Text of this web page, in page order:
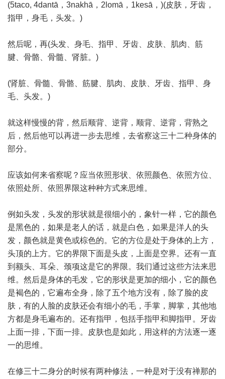
(5taco, 4dantā，3nakhā，2lomā，1kesā，)(皮肤，牙齿，
指甲，身毛，头发。)
然后呢，再(头发、身毛、指甲、牙齿、皮肤、肌肉、筋
腱、骨骼、骨髓、肾脏。)
(肾脏、骨髓、骨骼、筋腱、肌肉、皮肤、牙齿、指甲、身
毛、头发。)
就这样慢慢的背，然后顺背、逆背，顺背、逆背，背熟之
后，然后他可以再进一步去思维，去省察这三十二种身体的
部分。
应该如何来省察呢？应当依照形状、依照颜色、依照方位、
依照处所、依照界限这种种方式来思维。
例如头发，头发的形状就是很细小的，象针一样，它的颜色
是黑色的，如果是老人的话，就是白色，如果是洋人的头
发，颜色就是黄色或棕色的。它的方位是处于身体的上方，
头顶的上方。它的界限下面是头皮，上面是空界。还有一直
到额头、耳朵、颈项这是它的界限。我们通过这些方法来思
维。然后是身体的毛发，它的形状是更加的细小，它的颜色
是褐色的，它遍布全身，除了五个地方没有，除了脸的皮
肤，有的人脸的皮肤还会有细小的毛，手掌，脚掌，其他地
方都是身毛遍布的。还有指甲，包括手指甲和脚指甲。牙齿
上面一排，下面一排。皮肤也是如此，用这样的方法逐一逐
一的思维。
在修三十二身分的时候有两种修法，一种是对于没有禅那的